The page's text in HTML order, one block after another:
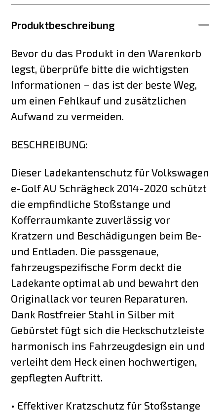
Produktbeschreibung
Bevor du das Produkt in den Warenkorb
legst, überprüfe bitte die wichtigsten
Informationen – das ist der beste Weg,
um einen Fehlkauf und zusätzlichen
Aufwand zu vermeiden.
BESCHREIBUNG:
Dieser Ladekantenschutz für Volkswagen
e-Golf AU Schrägheck 2014-2020 schützt
die empfindliche Stoßstange und
Kofferraumkante zuverlässig vor
Kratzern und Beschädigungen beim Be-
und Entladen. Die passgenaue,
fahrzeugspezifische Form deckt die
Ladekante optimal ab und bewahrt den
Originallack vor teuren Reparaturen.
Dank Rostfreier Stahl in Silber mit
Gebürstet fügt sich die Heckschutzleiste
harmonisch ins Fahrzeugdesign ein und
verleiht dem Heck einen hochwertigen,
gepflegten Auftritt.
• Effektiver Kratzschutz für Stoßstange